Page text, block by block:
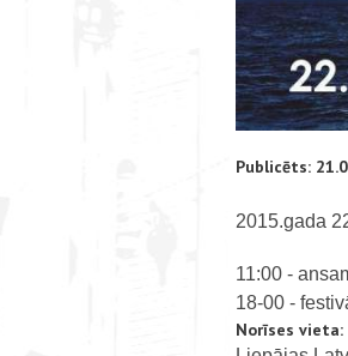
Publicēts:
2015.gada
11:00 -
18-00 -
Norīses vieta: